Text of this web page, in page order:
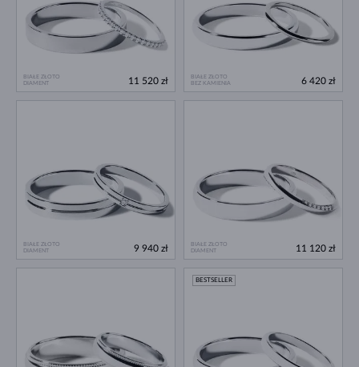
BIAŁE ZŁOTO
DIAMENT
11 520 zł
BIAŁE ZŁOTO
BEZ KAMIENIA
6 420 zł
BIAŁE ZŁOTO
DIAMENT
9 940 zł
BIAŁE ZŁOTO
DIAMENT
11 120 zł
BESTSELLER